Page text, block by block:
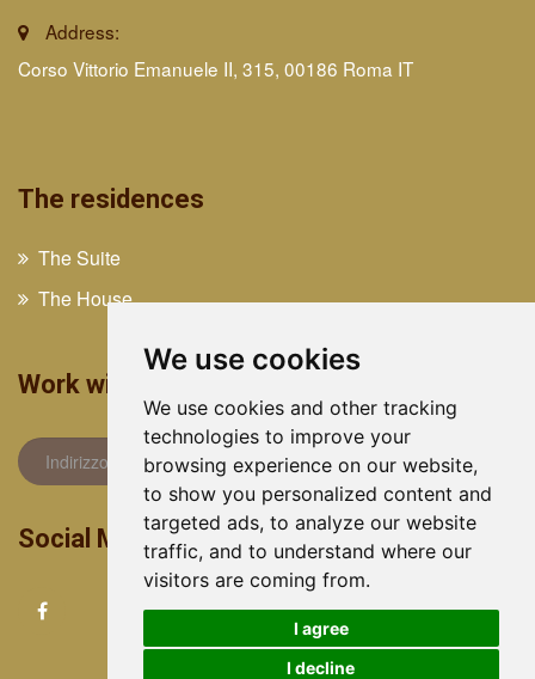
We use cookies
We use cookies and other tracking
technologies to improve your
browsing experience on our website,
to show you personalized content and
targeted ads, to analyze our website
traffic, and to understand where our
visitors are coming from.
I agree
I decline
Address:
Corso Vittorio Emanuele II, 315, 00186 Roma IT
The residences
The Suite
The House
Work with us
Social Media